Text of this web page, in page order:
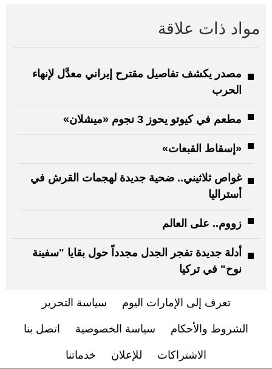
مواد ذات علاقة
مصدر يكشف تفاصيل مقترح إيراني معدَّل لإنهاء
الحرب
مطعم في كيوتو يحوز 3 نجوم «ميشلان»
«إسقاط القبعات»
غواص ثلاثيني.. ضحية جديدة لهجمات القرش في
أستراليا
زووم.. على العالم
أدلة جديدة تفجر الجدل مجدداً حول بقايا "سفينة
نوح" في تركيا
تعرف إلى الإمارات اليوم سياسة التحرير
الشروط والأحكام سياسة الخصوصية اتصل بنا
الاشتراكات للإعلان خدماتنا